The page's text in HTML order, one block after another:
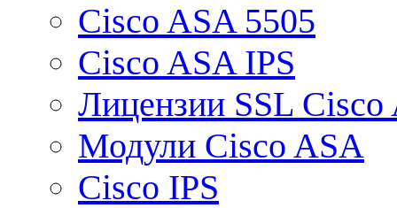
Cisco ASA 5505
Cisco ASA IPS
Лицензии SSL Cisco
Модули Cisco ASA
Cisco IPS